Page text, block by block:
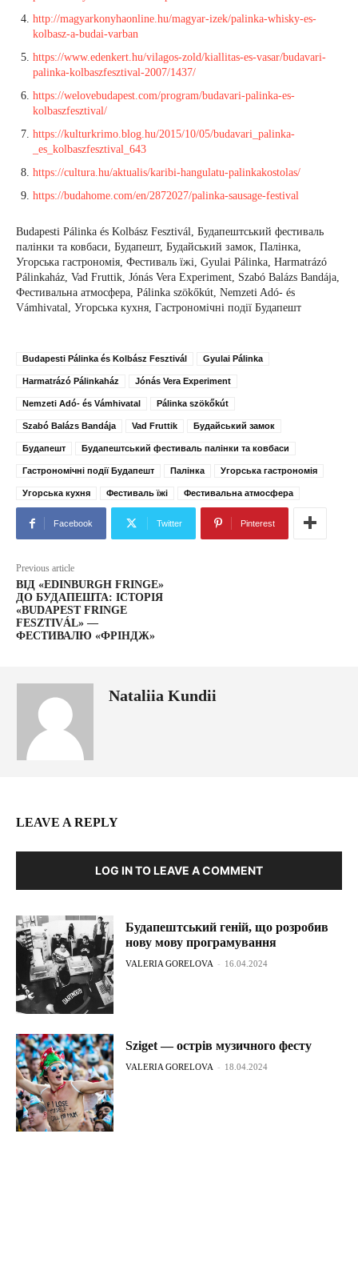
http://magyarkonyhaonline.hu/magyar-izek/palinka-whisky-es-
kolbasz-a-budai-varban
https://www.edenkert.hu/vilagos-zold/kiallitas-es-vasar/budavari-
palinka-kolbaszfesztival-2007/1437/
https://welovebudapest.com/program/budavari-palinka-es-
kolbaszfesztival/
https://kulturkrimo.blog.hu/2015/10/05/budavari_palinka-
_es_kolbaszfesztival_643
https://cultura.hu/aktualis/karibi-hangulatu-palinkakostolas/
https://budahome.com/en/2872027/palinka-sausage-festival
Budapesti Pálinka és Kolbász Fesztivál, Будапештський фестиваль
палінки та ковбаси, Будапешт, Будайський замок, Палінка,
Угорська гастрономія, Фестиваль їжі, Gyulai Pálinka, Harmatrázó
Pálinkaház, Vad Fruttik, Jónás Vera Experiment, Szabó Balázs Bandája,
Фестивальна атмосфера, Pálinka szökőkút, Nemzeti Adó- és
Vámhivatal, Угорська кухня, Гастрономічні події Будапешт
Budapesti Pálinka és Kolbász Fesztivál Gyulai Pálinka
Harmatrázó Pálinkaház Jónás Vera Experiment
Nemzeti Adó- és Vámhivatal Pálinka szökőkút
Szabó Balázs Bandája Vad Fruttik Будайський замок
Будапешт Будапештський фестиваль палінки та ковбаси
Гастрономічні події Будапешт Палінка Угорська гастрономія
Угорська кухня Фестиваль їжі Фестивальна атмосфера
Facebook Twitter Pinterest
Previous article
ВІД «EDINBURGH FRINGE»
ДО БУДАПЕШТА: ІСТОРІЯ
«BUDAPEST FRINGE
FESZTIVÁL» —
ФЕСТИВАЛЮ «ФРІНДЖ»
Nataliia Kundii
LEAVE A REPLY
LOG IN TO LEAVE A COMMENT
Будапештський геній, що розробив
нову мову програмування
VALERIA GORELOVA - 16.04.2024
Sziget — острів музичного фесту
VALERIA GORELOVA - 18.04.2024